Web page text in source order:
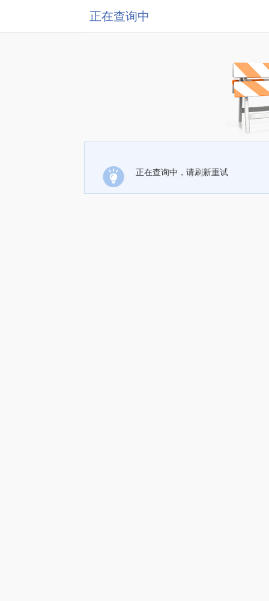
正在查询中
正在查询中，请刷新重试